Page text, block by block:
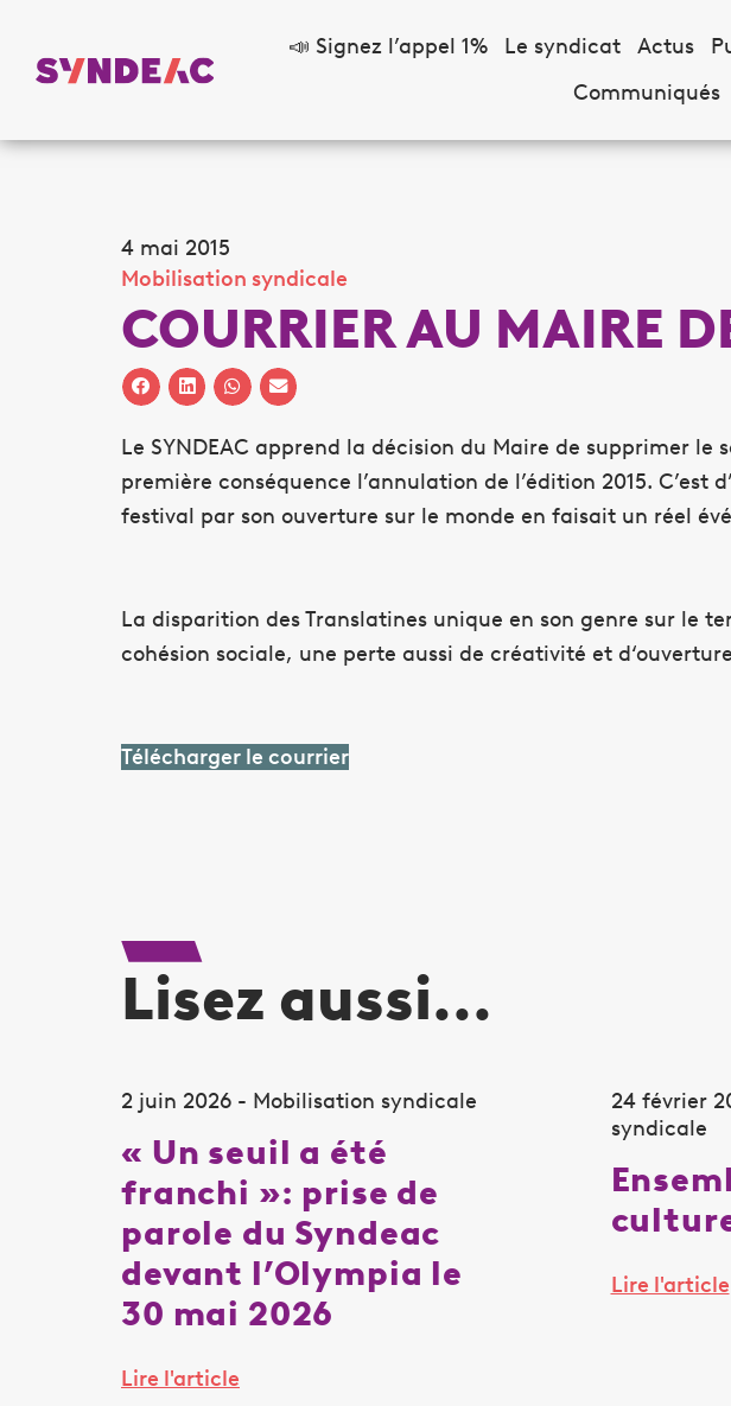
📣 Signez l’appel 1% Le syndicat Actus
Communiqués
4 mai 2015
Mobilisation syndicale
COURRIER AU MAIRE
Le SYNDEAC apprend la décision du Maire de supprimer
première conséquence l’annulation de l’édition 2015.
festival par son ouverture sur le monde en faisait un réel
La disparition des Translatines unique en son genre sur
cohésion sociale, une perte aussi de créativité et
Télécharger le courrier
Lisez aussi...
2 juin 2026 - Mobilisation syndicale
« Un seuil a été
franchi »: prise de
parole du Syndeac
devant l’Olympia le
30 mai 2026
Lire l'article
24 février
syndicale
Lire l'article